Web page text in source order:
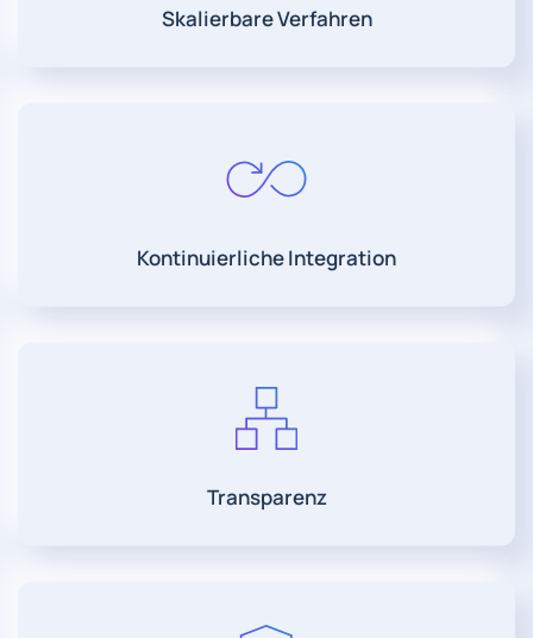
Skalierbare Verfahren
Kontinuierliche Integration
Transparenz